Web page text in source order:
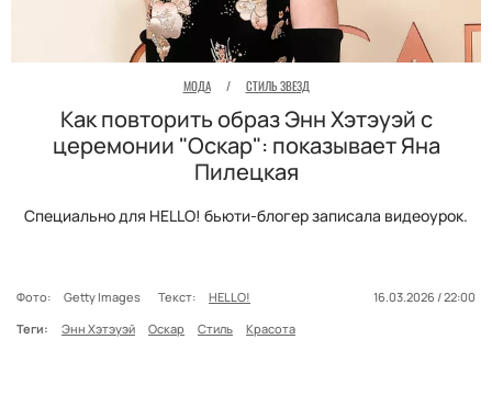
МОДА / СТИЛЬ ЗВЕЗД
Как повторить образ Энн Хэтэуэй с
церемонии "Оскар": показывает Яна
Пилецкая
Специально для HELLO! бьюти-блогер записала видеоурок.
Фото: Getty Images Текст: HELLO!
16.03.2026 / 22:00
Теги:
Энн Хэтэуэй Оскар Стиль Красота